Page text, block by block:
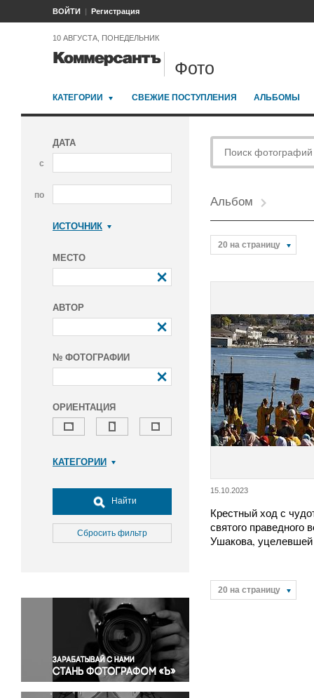
ВОЙТИ Регистрация
10 АВГУСТА, ПОНЕДЕЛЬНИК
Фото
КАТЕГОРИИ СВЕЖИЕ ПОСТУПЛЕНИЯ АЛЬБОМЫ
ДАТА
с
по
ИСТОЧНИК
МЕСТО
АВТОР
№ ФОТОГРАФИИ
ОРИЕНТАЦИЯ
КАТЕГОРИИ
Досуг, туризм и отдых
Культура
Медицина
Окружающая среда
Политика
Правосудие
Происшествия и конфликты
Религия
Светская жизнь
Найти
Сбросить фильтр
Альбом
20 на страницу
15.10.2023
Крестный ход с
святого праведного
Ушакова,
20 на страницу